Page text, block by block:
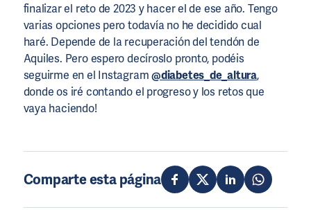
finalizar el reto de 2023 y hacer el de ese año. Tengo
varias opciones pero todavía no he decidido cual
haré. Depende de la recuperación del tendón de
Aquiles. Pero espero decíroslo pronto, podéis
seguirme en el Instagram@diabetes_de_altura,
donde os iré contando el progreso y los retos que
vaya haciendo!
Comparte esta página